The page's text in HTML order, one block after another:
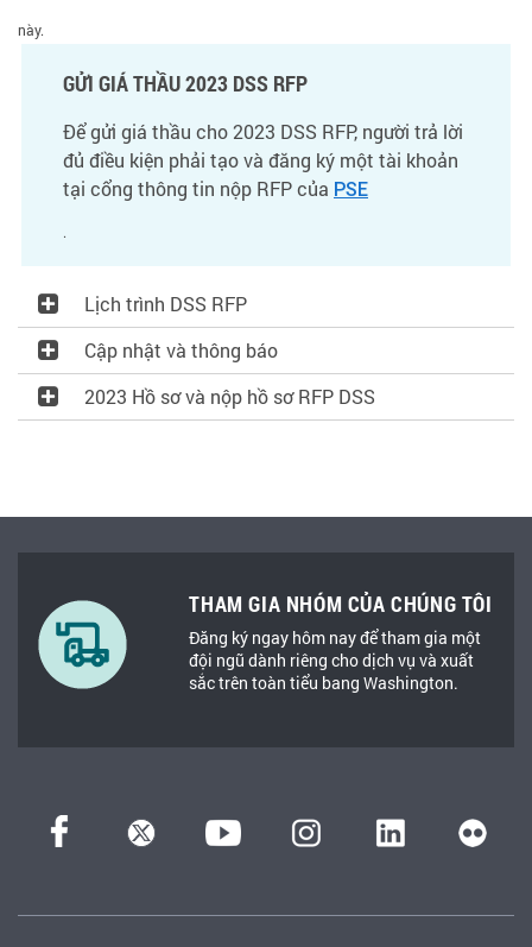
này.
GỬI GIÁ THẦU 2023 DSS RFP
Để gửi giá thầu cho 2023 DSS RFP, người trả lời
đủ điều kiện phải tạo và đăng ký một tài khoản
tại cổng thông tin nộp RFP của PSE
.
Lịch trình DSS RFP
Cập nhật và thông báo
2023 Hồ sơ và nộp hồ sơ RFP DSS
THAM GIA NHÓM CỦA CHÚNG TÔI
Đăng ký ngay hôm nay để tham gia một
đội ngũ dành riêng cho dịch vụ và xuất
sắc trên toàn tiểu bang Washington.